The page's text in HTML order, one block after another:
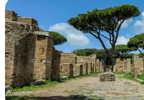
катакомб Святого Калликста, где
ранних христианах и их обычаях. (!)
что хотя входной билет в
стоимость и доступен в
катакомб не предоставляется.
посещения катакомб вы
самым известным
вместе с аудиогидом. Вас ожидают
Коммодилла, где вы сможете